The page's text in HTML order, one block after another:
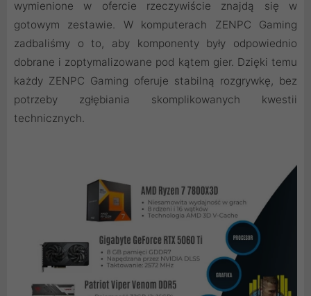
wymienione w ofercie rzeczywiście znajdą się w
gotowym zestawie. W komputerach ZENPC Gaming
zadbaliśmy o to, aby komponenty były odpowiednio
dobrane i zoptymalizowane pod kątem gier. Dzięki temu
każdy ZENPC Gaming oferuje stabilną rozgrywkę, bez
potrzeby zgłębiania skomplikowanych kwestii
technicznych.